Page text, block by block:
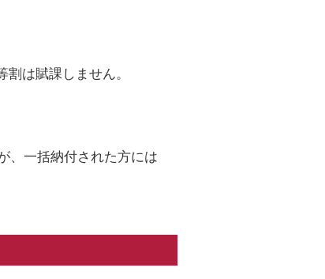
は賦課しません。
、一括納付された方には